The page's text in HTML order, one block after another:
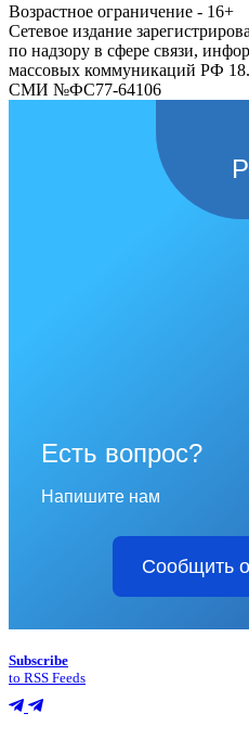
Возрастное ограничение - 16+
Сетевое издание
по надзору в сфере связи,
массовых коммуникаций РФ
СМИ №ФС77-64106
Есть вопрос?
Напишите нам
Сообщить
Subscribe
to RSS Feeds